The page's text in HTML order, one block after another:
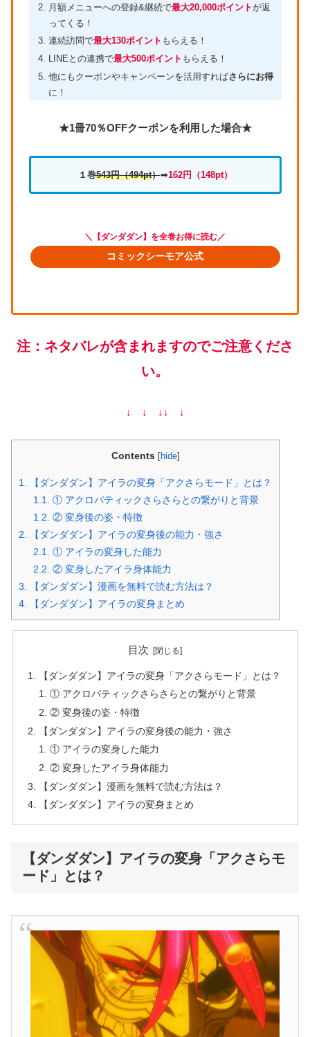
月額メニューへの登録&継続で最大20,000ポイントが返
ってくる！
連続訪問で最大130ポイント もらえる！
LINEとの連携で最大500ポイント もらえる！
他にもクーポンやキャンペーンを活用すればさらにお得
に！
★1冊70％OFFクーポンを利用した場合★
１巻543円（494pt）➡162円（148pt）
＼【ダンダダン】を全巻お得に読む／
コミックシーモア公式
注：ネタバレが含まれますのでご注意くださ
い。
↓ ↓ ↓ ↓ ↓
Contents [hide]
1.
【ダンダダン】アイラの変身「アクさらモード」とは？
1.1.
① アクロバティックさらさらとの繋がりと背景
1.2. ② 変身後の姿・特徴
2.
【ダンダダン】アイラの変身後の能力・強さ
2.1.
① アイラの変身した能力
2.2. ② 変身したアイラ身体能力
3.
【ダンダダン】漫画を無料で読む方法は？
4.
【ダンダダン】アイラの変身まとめ
目次
【ダンダダン】アイラの変身「アクさらモード」とは？
① アクロバティックさらさらとの繋がりと背景
② 変身後の姿・特徴
【ダンダダン】アイラの変身後の能力・強さ
① アイラの変身した能力
② 変身したアイラ身体能力
【ダンダダン】漫画を無料で読む方法は？
【ダンダダン】アイラの変身まとめ
【ダンダダン】アイラの変身「アクさらモ
ード」とは？